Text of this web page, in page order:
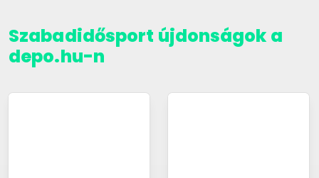
Szabadidősport újdonságok a
depo.hu-n